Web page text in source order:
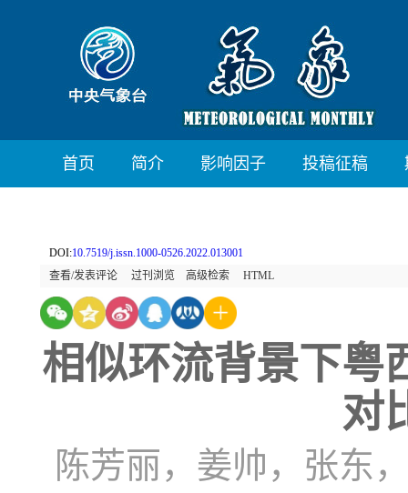
首页 简介 影响因子 投稿征稿
DOI:10.7519/j.issn.1000-0526.2022.013001
查看/发表评论
过刊浏览 高级检索 HTML
相似环流背景下粤
对
陈芳丽，姜帅，张东